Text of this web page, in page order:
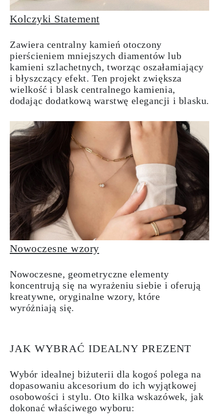
Kolczyki Statement
Zawiera centralny kamień otoczony
pierścieniem mniejszych diamentów lub
kamieni szlachetnych, tworząc oszałamiający
i błyszczący efekt. Ten projekt zwiększa
wielkość i blask centralnego kamienia,
dodając dodatkową warstwę elegancji i blasku.
Nowoczesne wzory
Nowoczesne, geometryczne elementy
koncentrują się na wyrażeniu siebie i oferują
kreatywne, oryginalne wzory, które
wyróżniają się.
JAK WYBRAĆ IDEALNY PREZENT
Wybór idealnej biżuterii dla kogoś polega na
dopasowaniu akcesorium do ich wyjątkowej
osobowości i stylu. Oto kilka wskazówek, jak
dokonać właściwego wyboru: